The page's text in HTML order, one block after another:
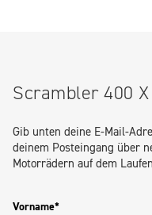
Scrambler 400 X
Gib unten deine E-Mail-
deinem Posteingang über
Motorrädern auf dem
Vorname